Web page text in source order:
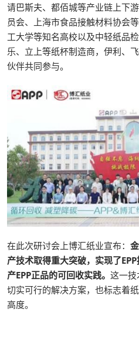
请巴斯夫、都佰城等产业链上下
员会、上海市食品接触材料协会
工大学等知名高校以及中轻纸品
乐、立上等纸杯制造商，伊利、
伙伴共同参与。
在此次研讨会上博汇纸业宣布：
产技术取得重大突破，实现了
产EPP正品的可回收实践。 这一技
切实可行的解决方案，也标志着
高度。